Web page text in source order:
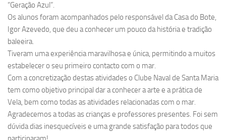
“Geração Azul”.
Os alunos foram acompanhados pelo responsável da Casa do Bote,
Igor Azevedo, que deu a conhecer um pouco da história e tradição
baleeira.
Tiveram uma experiência maravilhosa e única, permitindo a muitos
estabelecer o seu primeiro contacto com o mar.
Com a concretização destas atividades o Clube Naval de Santa Maria
tem como objetivo principal dar a conhecer a arte e a prática de
Vela, bem como todas as atividades relacionadas com o mar.
Agradecemos a todas as crianças e professores presentes. Foi sem
dúvida dias inesquecíveis e uma grande satisfação para todos que